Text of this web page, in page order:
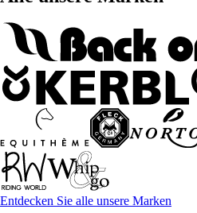
Entdecken Sie alle unsere Marken